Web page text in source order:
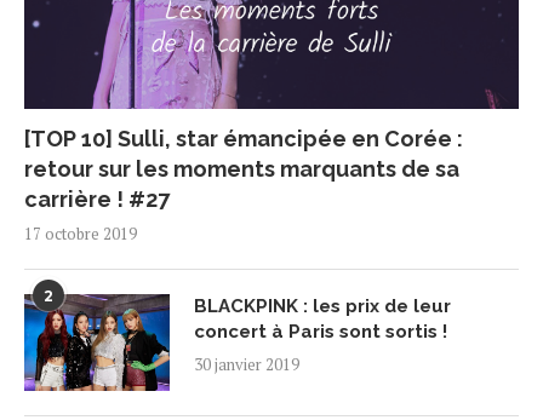
[TOP 10] Sulli, star émancipée en Corée :
retour sur les moments marquants de sa
carrière ! #27
17 octobre 2019
2
BLACKPINK : les prix de leur
concert à Paris sont sortis !
30 janvier 2019